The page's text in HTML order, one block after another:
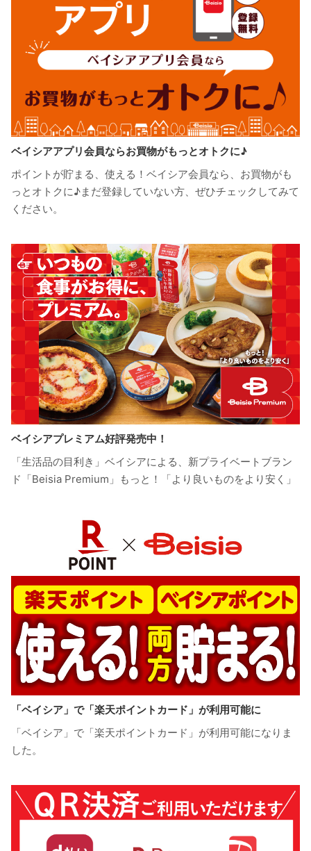
ベイシアアプリ会員ならお買物がもっとオトクに♪
ポイントが貯まる、使える！ベイシア会員なら、お買物がも
っとオトクに♪まだ登録していない方、ぜひチェックしてみて
ください。
ベイシアプレミアム好評発売中！
「生活品の目利き」ベイシアによる、新プライベートブラン
ド「Beisia Premium」もっと！「より良いものをより安く」
「ベイシア」で「楽天ポイントカード」が利用可能に
「ベイシア」で「楽天ポイントカード」が利用可能になりま
した。